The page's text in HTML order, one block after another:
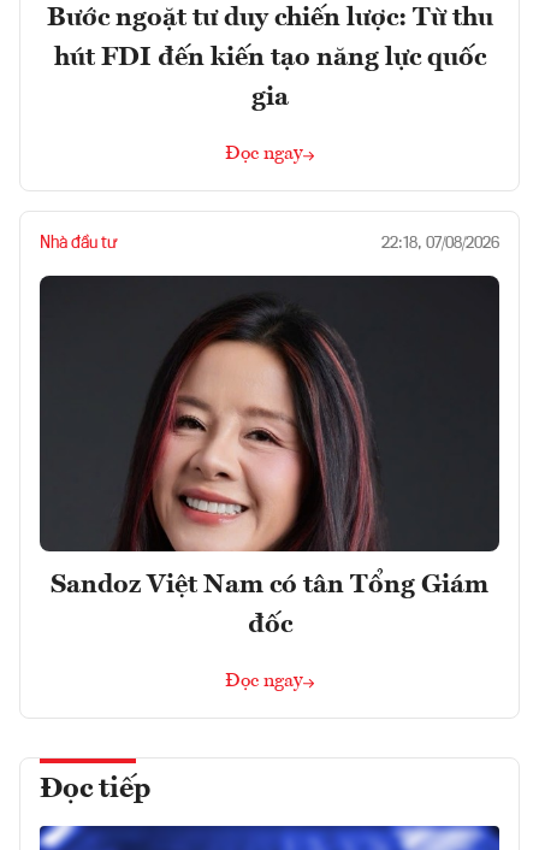
Bước ngoặt tư duy chiến lược: Từ thu
hút FDI đến kiến tạo năng lực quốc
gia
Đọc ngay
Nhà đầu tư 22:18, 07/08/2026
Sandoz Việt Nam có tân Tổng Giám
đốc
Đọc ngay
Đọc tiếp